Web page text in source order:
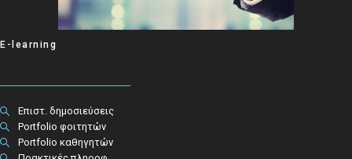
E-learning
Επιστ. δημοσιεύσεις
Portfolio φοιτητών
Portfolio καθηγητών